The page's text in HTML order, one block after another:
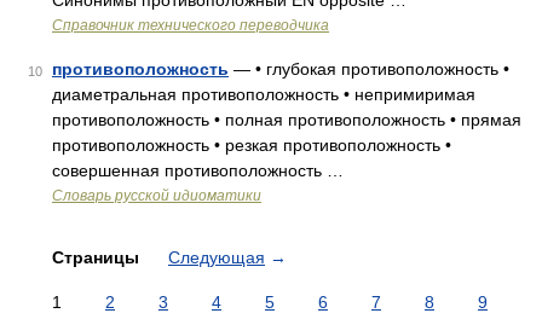
Справочник технического переводчика
10 противоположность — • глубокая противоположность •
диаметральная противоположность • непримиримая
противоположность • полная противоположность • прямая
противоположность • резкая противоположность •
совершенная противоположность …
Словарь русской идиоматики
Страницы Следующая →
1 2 3 4 5 6 7 8
9